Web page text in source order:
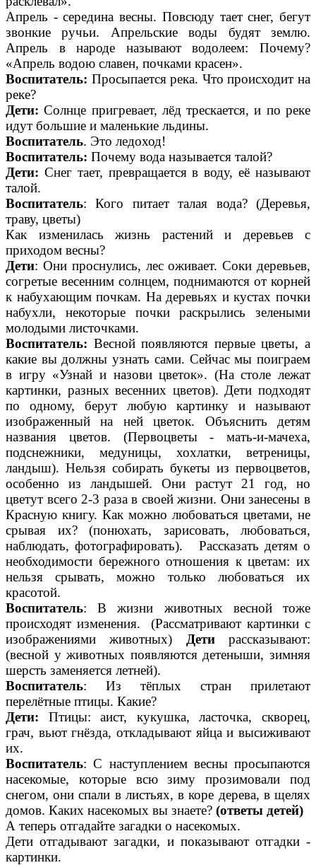
Апрель - середина весны. Повсюду тает снег, бегут
звонкие ручьи. Апрельские воды будят землю.
Апрель в народе называют водолеем: Почему?
«Апрель водою славен, почками красен».
Воспитатель: Просыпается река. Что происходит на
реке?
Дети: Солнце пригревает, лёд трескается, и по реке
идут большие и маленькие льдины.
Воспитатель. Это ледоход!
Воспитатель: Почему вода называется талой?
Дети: Снег тает, превращается в воду, её называют
талой.
Воспитатель: Кого питает талая вода? (Деревья,
траву, цветы)
Как изменилась жизнь растений и деревьев с
приходом весны?
Дети: Они проснулись, лес оживает. Соки деревьев,
согретые весенним солнцем, поднимаются от корней
к набухающим почкам. На деревьях и кустах почки
набухли, некоторые почки раскрылись зелеными
молодыми листочками.
Воспитатель: Весной появляются первые цветы, а
какие вы должны узнать сами. Сейчас мы поиграем
в игру «Узнай и назови цветок». (На столе лежат
картинки, разных весенних цветов). Дети подходят
по одному, берут любую картинку и называют
изображенный на ней цветок. Объяснить детям
названия цветов. (Первоцветы - мать-и-мачеха,
подснежники, медуницы, хохлатки, ветреницы,
ландыш). Нельзя собирать букеты из первоцветов,
особенно из ландышей. Они растут 21 год, но
цветут всего 2-3 раза в своей жизни. Они занесены в
Красную книгу. Как можно любоваться цветами, не
срывая их? (понюхать, зарисовать, любоваться,
наблюдать, фотографировать). Рассказать детям о
необходимости бережного отношения к цветам: их
нельзя срывать, можно только любоваться их
красотой.
Воспитатель: В жизни животных весной тоже
происходят изменения. (Рассматривают картинки с
изображениями животных)
Детирассказывают:
(весной у животных появляются детеныши, зимняя
шерсть заменяется летней).
Воспитатель: Из тёплых стран прилетают
перелётные птицы. Какие?
Дети: Птицы: аист, кукушка, ласточка, скворец,
грач, вьют гнёзда, откладывают яйца и высиживают
их.
Воспитатель: С наступлением весны просыпаются
насекомые, которые всю зиму прозимовали под
снегом, они спали в листьях, в коре дерева, в щелях
домов. Каких насекомых вы знаете? (ответы детей)
А теперь отгадайте загадки о насекомых.
Дети отгадывают загадки, и показывают отгадки -
картинки.